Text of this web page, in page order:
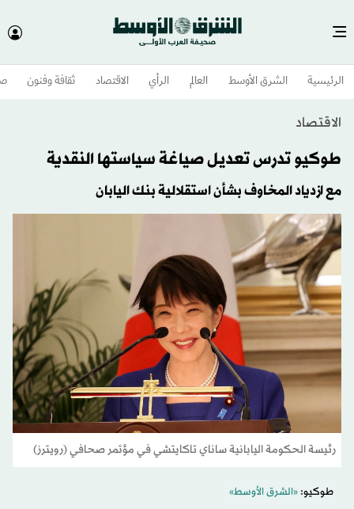
الرئيسية الشرق الأوسط​ العالم الرأي الاقتصاد ثقافة وفنون
الاقتصاد
طوكيو تدرس تعديل صياغة سياستها النقدية
مع ازدياد المخاوف بشأن استقلالية بنك اليابان
رئيسة الحكومة اليابانية ساناي تاكايتشي في مؤتمر صحافي (رويترز)
طوكيو:«الشرق الأوسط»